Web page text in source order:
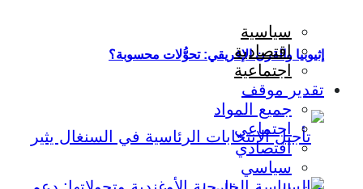
إثيوبيا والقرن الإفريقي: تحوُّلات محسوبة؟
سياسية
اقتصادية
اجتماعية
تقدير موقف
جميع المواد
اجتماعي
اقتصادي
سياسي